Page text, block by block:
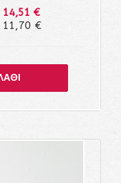
14,51 €
11,70 €